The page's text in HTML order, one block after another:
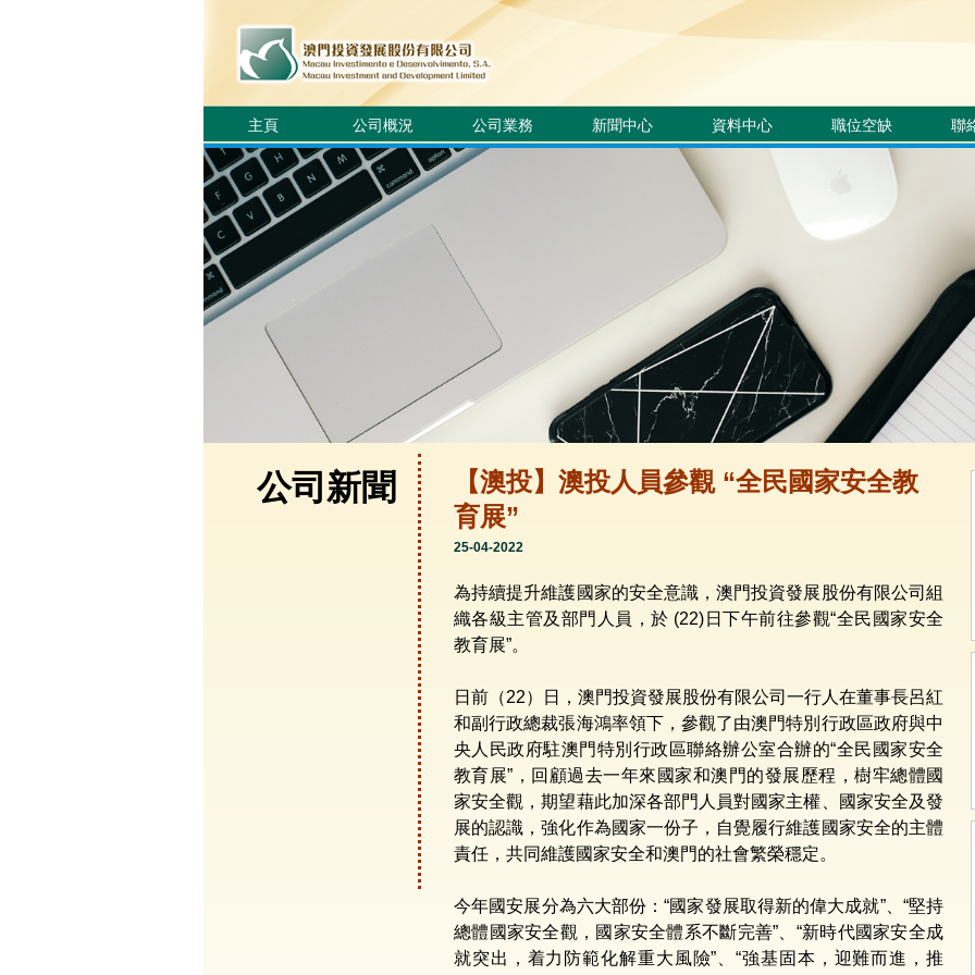
主頁 公司概況 公司業務 新聞中心 資料中心 職位空缺 聯
公司新聞
【澳投】澳投人員參觀 “全民國家安全教
育展”
25-04-2022
為持續提升維護國家的安全意識，澳門投資發展股份有限公司組
織各級主管及部門人員，於 (22)日下午前往參觀“全民國家安全
教育展”。
日前（22）日，澳門投資發展股份有限公司一行人在董事長呂紅
和副行政總裁張海鴻率領下，參觀了由澳門特別行政區政府與中
央人民政府駐澳門特別行政區聯絡辦公室合辦的“全民國家安全
教育展”，回顧過去一年來國家和澳門的發展歷程，樹牢總體國
家安全觀，期望藉此加深各部門人員對國家主權、國家安全及發
展的認識，強化作為國家一份子，自覺履行維護國家安全的主體
責任，共同維護國家安全和澳門的社會繁榮穩定。
今年國安展分為六大部份：“國家發展取得新的偉大成就”、“堅持
總體國家安全觀，國家安全體系不斷完善”、“新時代國家安全成
就突出，着力防範化解重大風險”、“強基固本，迎難而進，推